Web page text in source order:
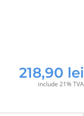
218,90 lei
include 21% TVA